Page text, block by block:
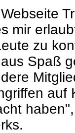
mir
zu
Spaß
auf